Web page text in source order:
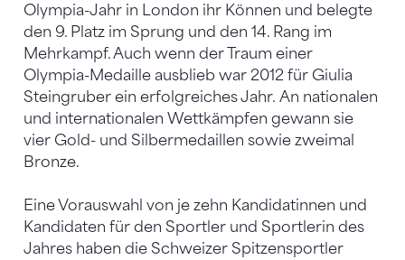
Olympia-Jahr in London ihr Können und belegte
den 9. Platz im Sprung und den 14. Rang im
Mehrkampf. Auch wenn der Traum einer
Olympia-Medaille ausblieb war 2012 für Giulia
Steingruber ein erfolgreiches Jahr. An nationalen
und internationalen Wettkämpfen gewann sie
vier Gold- und Silbermedaillen sowie zweimal
Bronze.
Eine Vorauswahl von je zehn Kandidatinnen und
Kandidaten für den Sportler und Sportlerin des
Jahres haben die Schweizer Spitzensportler